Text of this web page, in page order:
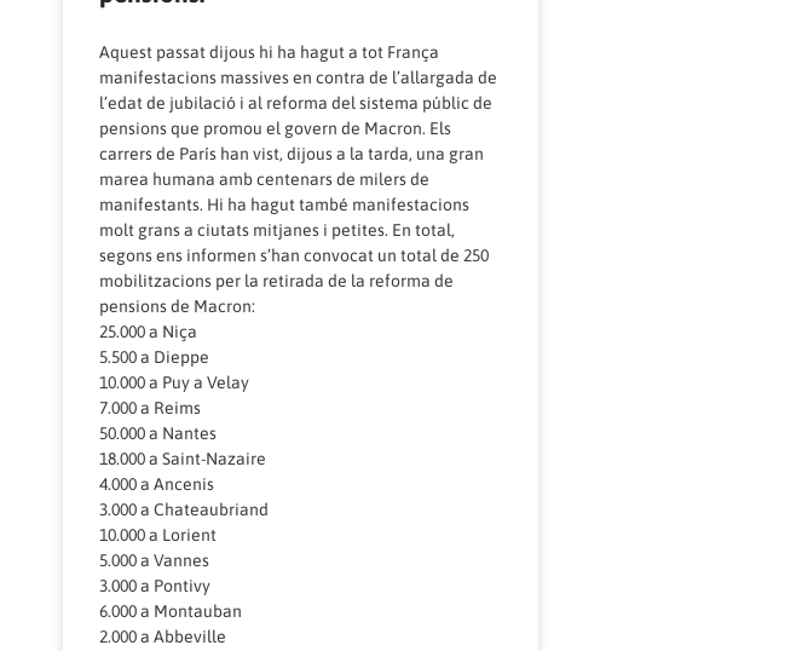
Aquest passat dijous hi ha hagut a tot França
manifestacions massives en contra de l’allargada de
l’edat de jubilació i al reforma del sistema públic de
pensions que promou el govern de Macron. Els
carrers de París han vist, dijous a la tarda, una gran
marea humana amb centenars de milers de
manifestants. Hi ha hagut també manifestacions
molt grans a ciutats mitjanes i petites. En total,
segons ens informen s’han convocat un total de 250
mobilitzacions per la retirada de la reforma de
pensions de Macron:
25.000 a Niça
5.500 a Dieppe
10.000 a Puy a Velay
7.000 a Reims
50.000 a Nantes
18.000 a Saint-Nazaire
4.000 a Ancenis
3.000 a Chateaubriand
10.000 a Lorient
5.000 a Vannes
3.000 a Pontivy
6.000 a Montauban
2.000 a Abbeville